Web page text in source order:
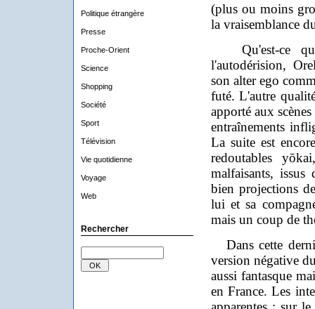
Politique étrangère
Presse
Proche-Orient
Science
Shopping
Société
Sport
Télévision
Vie quotidienne
Voyage
Web
Rechercher
(plus ou moins
la vraisemblance
Qu'est-ce
l'autodérision,
son alter ego
futé. L'autre
apporté aux
entraînements
La suite est
redoutables
malfaisants,
bien projections
lui et sa
mais un coup de
Dans cette
version négative
aussi fantasque
en France. Les